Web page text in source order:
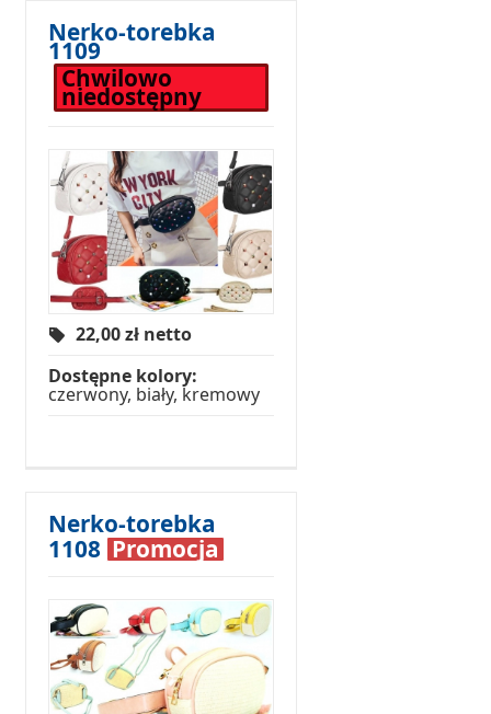
Nerko-torebka
1109
Chwilowo
niedostępny
22,00zł netto
Dostępne kolory:
czerwony, biały, kremowy
Nerko-torebka
1108 Promocja